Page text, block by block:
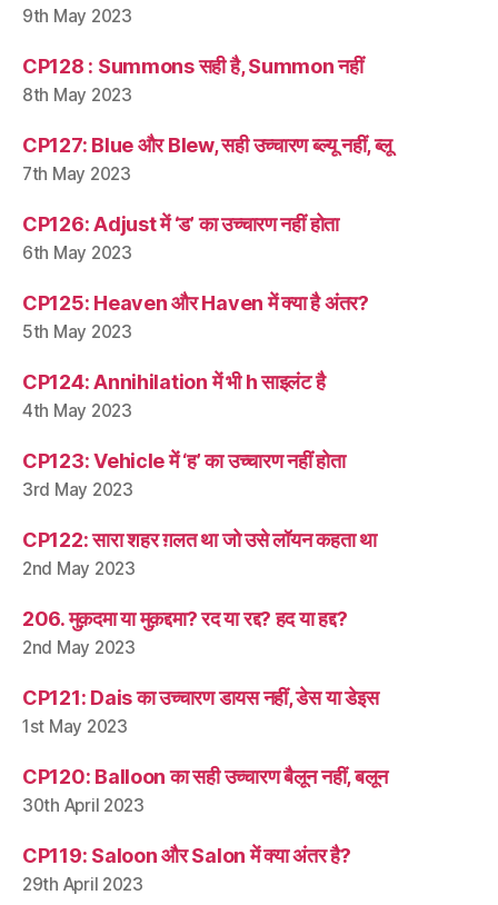
9th May 2023
CP128 : Summons सही है, Summon नहीं
8th May 2023
CP127: Blue और Blew, सही उच्चारण ब्ल्यू नहीं, ब्लू
7th May 2023
CP126: Adjust में ‘ड’ का उच्चारण नहीं होता
6th May 2023
CP125: Heaven और Haven में क्या है अंतर?
5th May 2023
CP124: Annihilation में भी h साइलंट है
4th May 2023
CP123: Vehicle में ‘ह’ का उच्चारण नहीं होता
3rd May 2023
CP122: सारा शहर ग़लत था जो उसे लॉयन कहता था
2nd May 2023
206. मुक़दमा या मुक़द्दमा? रद या रद्द? हद या हद्द?
2nd May 2023
CP121: Dais का उच्चारण डायस नहीं, डेस या डेइस
1st May 2023
CP120: Balloon का सही उच्चारण बैलून नहीं, बलून
30th April 2023
CP119: Saloon और Salon में क्या अंतर है?
29th April 2023